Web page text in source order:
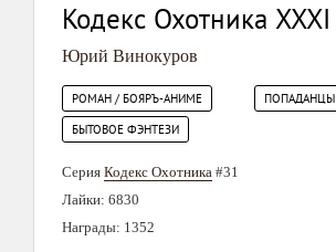
Кодекс Охотника XXXI
Юрий Винокуров
РОМАН / БОЯРЪ-АНИМЕ
ПОПАДАНЦЫ
БЫТОВОЕ ФЭНТЕЗИ
Серия Кодекс Охотника #31
Лайки: 6830
Награды: 1352